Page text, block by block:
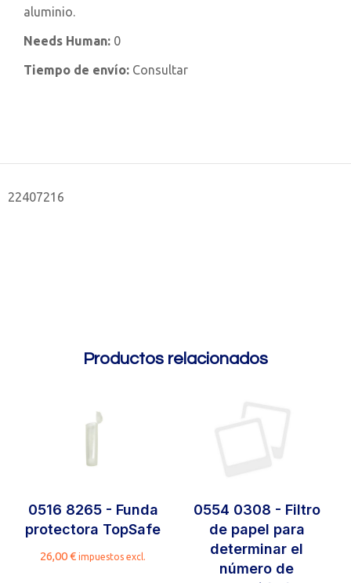
aluminio.
Needs Human: 0
Tiempo de envío: Consultar
22407216
Productos relacionados
0516 8265 - Funda
protectora TopSafe
26,00€ impuestos excl.
0554 0308 - Filtro
de papel para
determinar el
número de